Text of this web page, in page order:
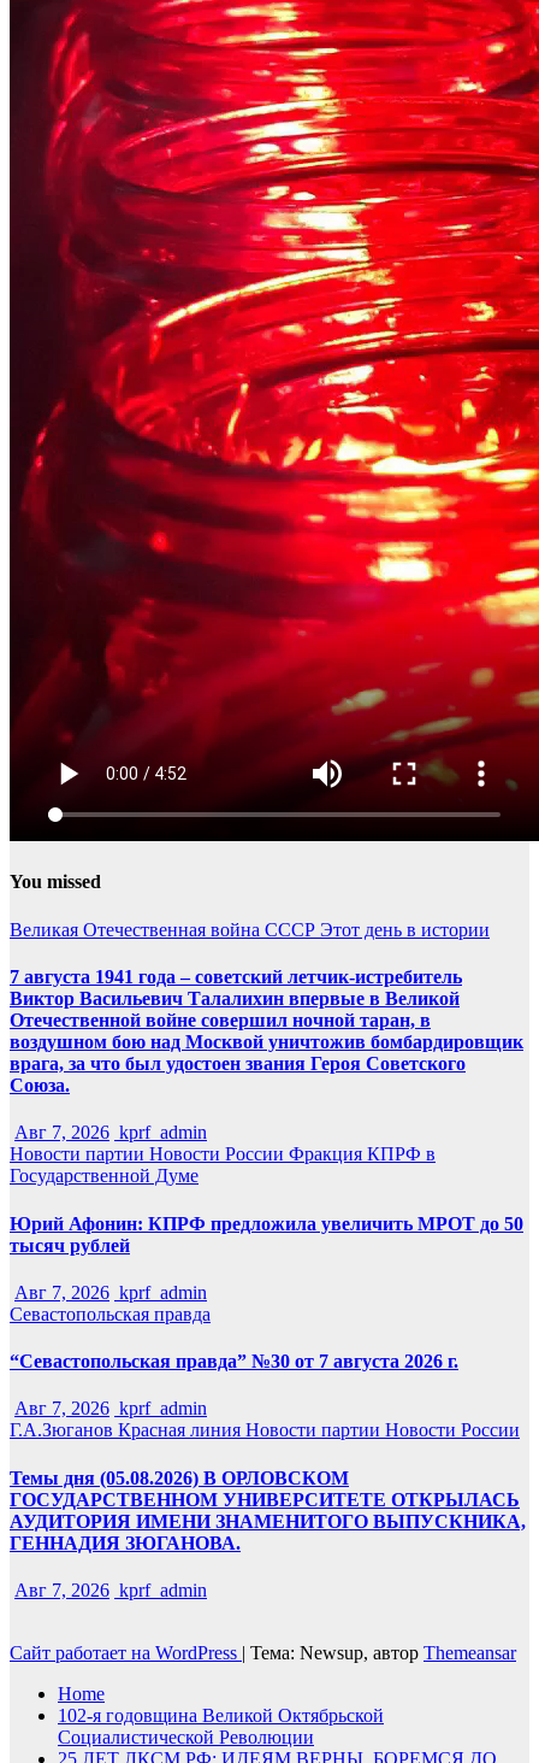
You missed
Великая Отечественная война СССР Этот день в истории
7 августа 1941 года – советский летчик-истребитель
Виктор Васильевич Талалихин впервые в Великой
Отечественной войне совершил ночной таран, в
воздушном бою над Москвой уничтожив бомбардировщик
врага, за что был удостоен звания Героя Советского
Союза.
Авг 7, 2026 kprf_admin
Новости партии Новости России Фракция КПРФ в
Государственной Думе
Юрий Афонин: КПРФ предложила увеличить МРОТ до 50
тысяч рублей
Авг 7, 2026 kprf_admin
Севастопольская правда
“Севастопольская правда” №30 от 7 августа 2026 г.
Авг 7, 2026 kprf_admin
Г.А.Зюганов Красная линия Новости партии Новости России
Темы дня (05.08.2026) В ОРЛОВСКОМ
ГОСУДАРСТВЕННОМ УНИВЕРСИТЕТЕ ОТКРЫЛАСЬ
АУДИТОРИЯ ИМЕНИ ЗНАМЕНИТОГО ВЫПУСКНИКА,
ГЕННАДИЯ ЗЮГАНОВА.
Авг 7, 2026 kprf_admin
Сайт работает на WordPress | Тема: Newsup, автор Themeansar
Home
102-я годовщина Великой Октябрьской
Социалистической Революции
25 ЛЕТ ЛКСМ РФ: ИДЕЯМ ВЕРНЫ, БОРЕМСЯ ДО